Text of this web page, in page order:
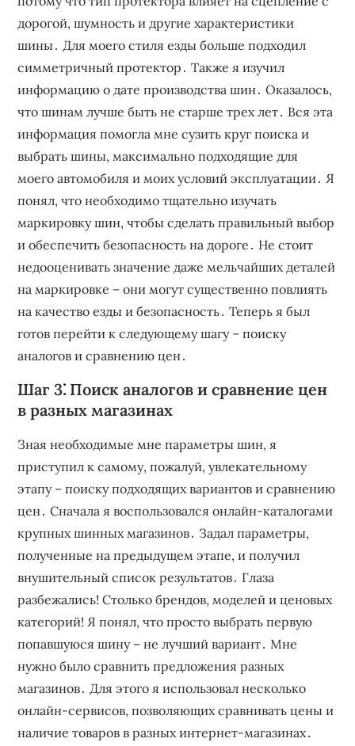
дорогой, шумность и другие характеристики
шины․ Для моего стиля езды больше подходил
симметричный протектор․ Также я изучил
информацию о дате производства шин․ Оказалось,
что шинам лучше быть не старше трех лет․ Вся эта
информация помогла мне сузить круг поиска и
выбрать шины, максимально подходящие для
моего автомобиля и моих условий эксплуатации․ Я
понял, что необходимо тщательно изучать
маркировку шин, чтобы сделать правильный выбор
и обеспечить безопасность на дороге․ Не стоит
недооценивать значение даже мельчайших деталей
на маркировке – они могут существенно повлиять
на качество езды и безопасность․ Теперь я был
готов перейти к следующему шагу – поиску
аналогов и сравнению цен․
Шаг 3⁚ Поиск аналогов и сравнение цен
в разных магазинах
Зная необходимые мне параметры шин, я
приступил к самому, пожалуй, увлекательному
этапу – поиску подходящих вариантов и сравнению
цен․ Сначала я воспользовался онлайн-каталогами
крупных шинных магазинов․ Задал параметры,
полученные на предыдущем этапе, и получил
внушительный список результатов․ Глаза
разбежались! Столько брендов, моделей и ценовых
категорий! Я понял, что просто выбрать первую
попавшуюся шину – не лучший вариант․ Мне
нужно было сравнить предложения разных
магазинов․ Для этого я использовал несколько
онлайн-сервисов, позволяющих сравнивать цены и
наличие товаров в разных интернет-магазинах․